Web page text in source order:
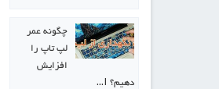
چگونه عمر
لپ تاپ را
افزایش
دهیم؟ |…